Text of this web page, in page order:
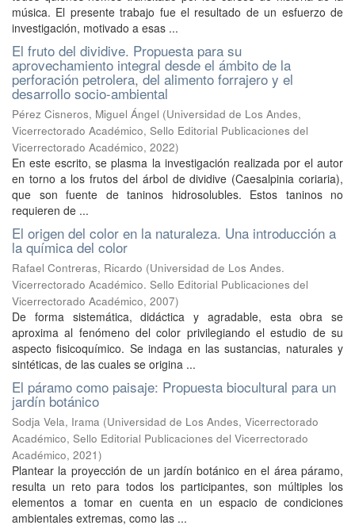
música. El presente trabajo fue el resultado de un esfuerzo de
investigación, motivado a esas ...
El fruto del dividive. Propuesta para su
aprovechamiento integral desde el ámbito de la
perforación petrolera, del alimento forrajero y el
desarrollo socio-ambiental
Pérez Cisneros, Miguel Ángel (Universidad de Los Andes,
Vicerrectorado Académico, Sello Editorial Publicaciones del
Vicerrectorado Académico, 2022)
En este escrito, se plasma la investigación realizada por el autor
en torno a los frutos del árbol de dividive (Caesalpinia coriaria),
que son fuente de taninos hidrosolubles. Estos taninos no
requieren de ...
El origen del color en la naturaleza. Una introducción a
la química del color
Rafael Contreras, Ricardo (Universidad de Los Andes.
Vicerrectorado Académico. Sello Editorial Publicaciones del
Vicerrectorado Académico, 2007)
De forma sistemática, didáctica y agradable, esta obra se
aproxima al fenómeno del color privilegiando el estudio de su
aspecto fisicoquímico. Se indaga en las sustancias, naturales y
sintéticas, de las cuales se origina ...
El páramo como paisaje: Propuesta biocultural para un
jardín botánico
Sodja Vela, Irama (Universidad de Los Andes, Vicerrectorado
Académico, Sello Editorial Publicaciones del Vicerrectorado
Académico, 2021)
Plantear la proyección de un jardín botánico en el área páramo,
resulta un reto para todos los participantes, son múltiples los
elementos a tomar en cuenta en un espacio de condiciones
ambientales extremas, como las ...